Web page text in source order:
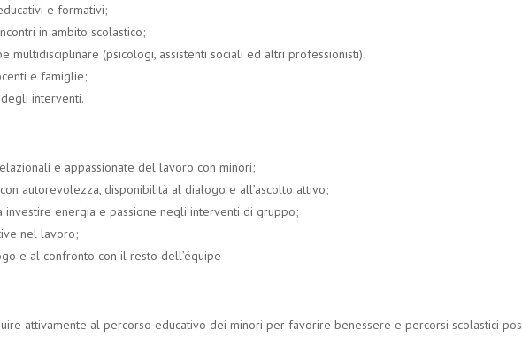
e formativi;
in ambito scolastico;
multidisciplinare (psicologi, assistenti sociali ed altri professionisti);
e famiglie;
interventi.
e appassionate del lavoro con minori;
autorevolezza, disponibilità al dialogo e all’ascolto attivo;
investire energia e passione negli interventi di gruppo;
nel lavoro;
e al confronto con il resto dell’équipe
attivamente al percorso educativo dei minori per favorire benessere e percorsi scolastici